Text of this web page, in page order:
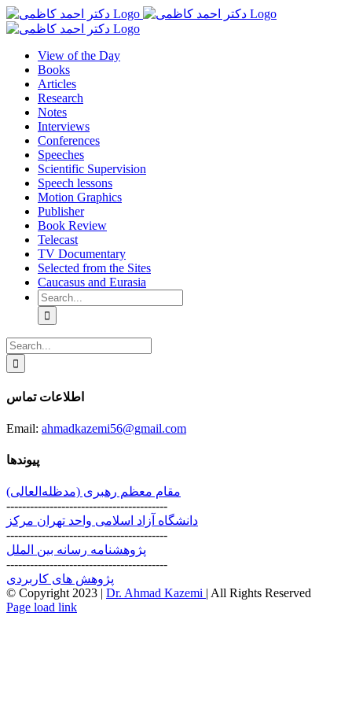
Skip
to
View of the Day
Books
Articles
Research
Notes
Interviews
Conferences
Speeches
Scientific Supervision
Speech lessons
Motion Graphics
Publisher
Book Review
Telecast
TV Documentary
Selected from the Sites
Caucasus and Eurasia
Search
for:
Search
for:
اطلاعات تماس
Email: ahmadkazemi56@gmail.com
پیوندها
مقام معظم رهبری (مد‌ظله‌العالی)
-----------------------------------------
دانشگاه آزاد اسلامی واحد تهران مرکز
-----------------------------------------
پژوهشنامه رسانه بین الملل
-----------------------------------------
پژوهش های کاربردی
© Copyright 2023 | Dr. Ahmad Kazemi | All Rights Reserved
Instagram
X
Page load link